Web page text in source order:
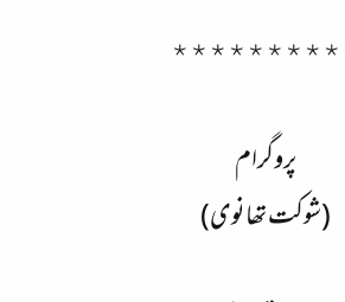
پروگرام
(شوکت تھانوی)